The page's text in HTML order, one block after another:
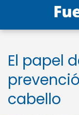
El papel
cabello